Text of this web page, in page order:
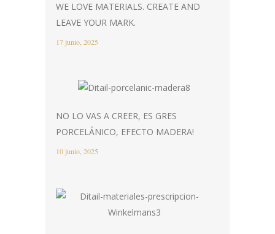
WE LOVE MATERIALS. CREATE AND
LEAVE YOUR MARK.
17 junio, 2025
NO LO VAS A CREER, ES GRES
PORCELÁNICO, EFECTO MADERA!
10 junio, 2025